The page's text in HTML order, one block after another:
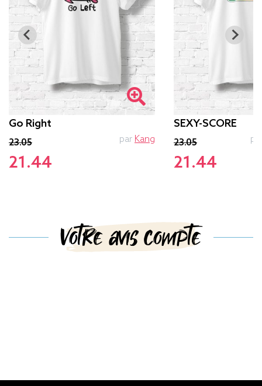
Go Right
23.05
21.44
par Kang
SEXY-SCORE
23.05
21.44
Votre avis compte